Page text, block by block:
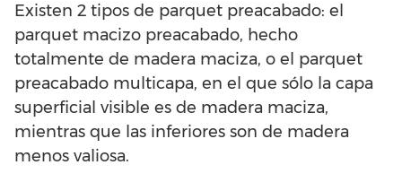
Existen 2 tipos de parquet preacabado: el
parquet macizo preacabado, hecho
totalmente de madera maciza, o el parquet
preacabado multicapa, en el que sólo la capa
superficial visible es de madera maciza,
mientras que las inferiores son de madera
menos valiosa.